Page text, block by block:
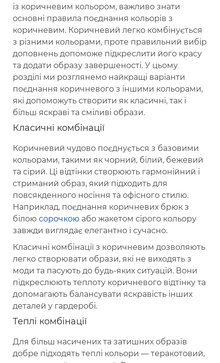
із коричневим кольором, важливо знати
основні правила поєднання кольорів з
коричневим. Коричневий легко комбінується
з різними кольорами, проте правильний вибір
доповнень допоможе підкреслити його красу
та додати образу завершеності. У цьому
розділі ми розглянемо найкращі варіанти
поєднання коричневого з іншими кольорами,
які допоможуть створити як класичні, так і
більш яскраві та сміливі образи.
Класичні комбінації
Коричневий чудово поєднується з базовими
кольорами, такими як чорний, білий, бежевий
та сірий. Ці відтінки створюють гармонійний і
стриманий образ, який підходить для
повсякденного носіння та офісного стилю.
Наприклад, поєднання коричневих брюк з
білою сорочкою або жакетом сірого кольору
завжди виглядає елегантно і сучасно.
Класичні комбінації з коричневим дозволяють
легко створювати образи, які не виходять з
моди та пасують до будь-яких ситуацій. Вони
підкреслюють теплоту коричневого відтінку та
допомагають балансувати яскравість інших
деталей у гардеробі.
Теплі комбінації
Для більш насичених та затишних образів
добре підходять теплі кольори — теракотовий,